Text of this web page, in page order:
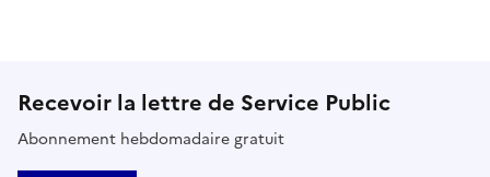
Recevoir la lettre de Service Public
Abonnement hebdomadaire gratuit